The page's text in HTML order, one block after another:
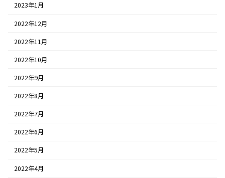
2023年1月
2022年12月
2022年11月
2022年10月
2022年9月
2022年8月
2022年7月
2022年6月
2022年5月
2022年4月